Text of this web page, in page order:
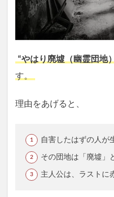
“やはり廃墟（幽霊団地
す。
理由をあげると、
自害したはずの人が
その団地は「廃墟」
主人公は、ラストに